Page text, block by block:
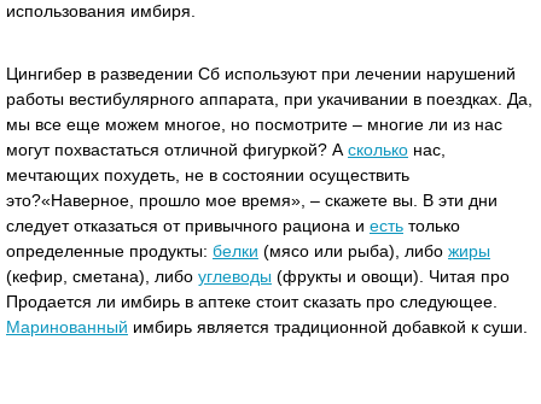
использования имбиря.
Цингибер в разведении Сб используют при лечении нарушений
работы вестибулярного аппарата, при укачивании в поездках. Да,
мы все еще можем многое, но посмотрите – многие ли из нас
могут похвастаться отличной фигуркой? А сколько нас,
мечтающих похудеть, не в состоянии осуществить
это?«Наверное, прошло мое время», – скажете вы. В эти дни
следует отказаться от привычного рациона и есть только
определенные продукты: белки (мясо или рыба), либо жиры
(кефир, сметана), либо углеводы (фрукты и овощи). Читая про
Продается ли имбирь в аптеке стоит сказать про следующее.
Маринованный имбирь является традиционной добавкой к суши.